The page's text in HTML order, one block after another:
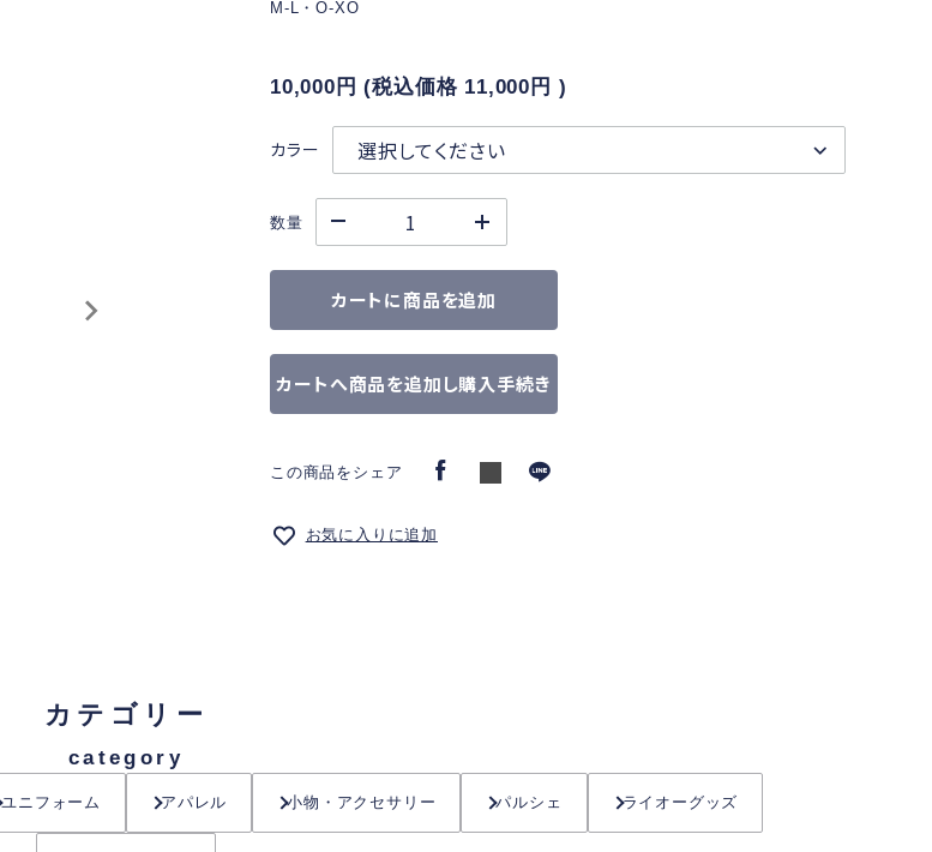
M-L・O-XO
10,000円 (税込価格 11,000円 )
カラー
数量
カートに商品を追加
カートへ商品を追加し購入手続き
この商品をシェア
お気に入りに追加
カテゴリー
category
ユニフォーム アパレル 小物・アクセサリー パルシェ ライオーグッズ